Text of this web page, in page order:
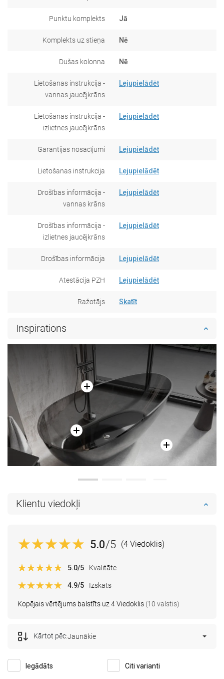
Punktu komplekts Jā
Komplekts uz stieņa Nē
Dušas kolonna Nē
Lietošanas instrukcija -
vannas jaucējkrāns
Lejupielādēt
Lietošanas instrukcija -
izlietnes jaucējkrāns
Lejupielādēt
Garantijas nosacījumi Lejupielādēt
Lietošanas instrukcija Lejupielādēt
Drošības informācija -
vannas krāns
Lejupielādēt
Drošības informācija -
izlietnes jaucējkrāns
Lejupielādēt
Drošības informācija Lejupielādēt
Atestācija PZH Lejupielādēt
Ražotājs Skatīt
Inspirations
Klientu viedokļi
5.0/5 (4 Viedoklis)
Kopējais vērtējums balstīts uz 4 Viedoklis (10 valstis)
5.0/5 Kvalitāte
4.9/5 Izskats
Iegādāts Citi varianti
Kārtot pēc:Jaunākie